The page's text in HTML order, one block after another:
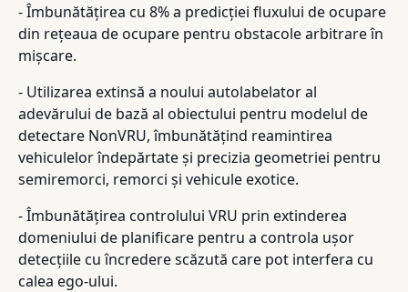
- Îmbunătățirea cu 8% a predicției fluxului de ocupare
din rețeaua de ocupare pentru obstacole arbitrare în
mișcare.
- Utilizarea extinsă a noului autolabelator al
adevărului de bază al obiectului pentru modelul de
detectare NonVRU, îmbunătățind reamintirea
vehiculelor îndepărtate și precizia geometriei pentru
semiremorci, remorci și vehicule exotice.
- Îmbunătățirea controlului VRU prin extinderea
domeniului de planificare pentru a controla ușor
detecțiile cu încredere scăzută care pot interfera cu
calea ego-ului.